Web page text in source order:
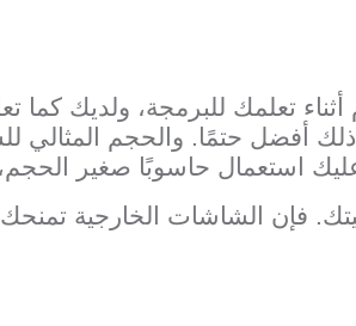
تعلمك للبرمجة، ولديك كما
استعمال حاسوبًا صغير
فإن الشاشات الخارجية